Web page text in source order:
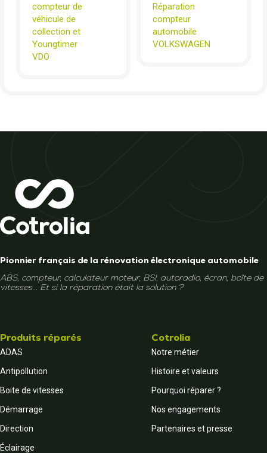
compteur de
véhicule de
collection et
Youngtimer
VDO
Réparation
compteur
automobile
VOLKSWAGEN
Pionnier français de la rénovation électronique automobile
ABS, compteur, calculateur moteur, BSI, autoradio, écran, boîte de
vitesses... Et si la réparation était la solution ?
Produits réparés
ADAS
Antipollution
Boite de vitesses
Démarrage
Direction
Éclairage
Cotrolia
Notre métier
Histoire et valeurs
Pourquoi réparer ?
Nos engagements
Partenaires et presse